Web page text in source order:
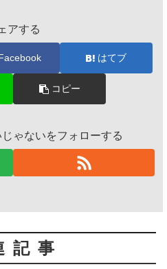
アする
はてブ
コピー
ゃないをフォローする
記事